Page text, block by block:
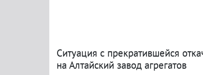
Ситуация с прекратившейся
на Алтайский завод агрегатов